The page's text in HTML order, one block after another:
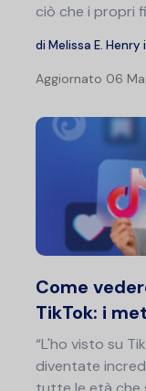
ciò che i propri
di Melissa E. Henry
Aggiornato 06
Come
TikTok: i
“L'ho visto su
diventate